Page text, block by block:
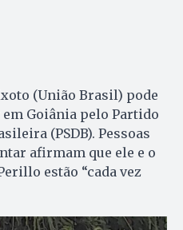
(União Brasil) pode
Goiânia pelo Partido
(PSDB). Pessoas
afirmam que ele e o
estão “cada vez